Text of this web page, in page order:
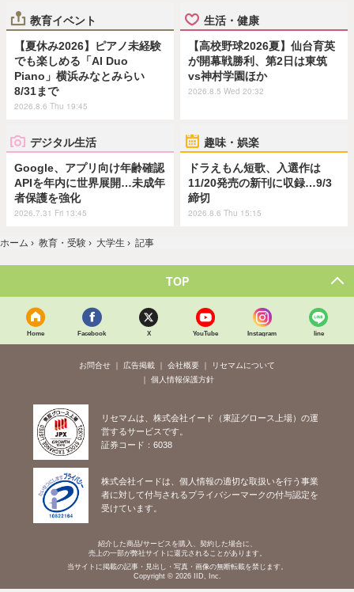
教育イベント
【夏休み2026】ピアノ未経験
でも楽しめる「AI Duo
Piano」横浜みなとみらい
8/31まで
2026.8.6 Thu 19:45
生活・健康
【高校野球2026夏】仙台育英
が開幕戦勝利、第2日は東筑
vs神村学園ほか
2026.8.5 Wed 20:32
デジタル生活
Google、アプリ向け年齢確認
APIを年内に世界展開…未成年
者保護を強化
2026.7.31 Fri 13:45
趣味・娯楽
ドラえもん短歌、入選作は
11/20発売の新刊に収録…9/3
締切
2026.8.6 Thu 15:15
ホーム › 教育・受験 › 大学生 › 記事
TOP
Home Facebook X YouTube Instagram line
お問合せ 広告掲載 会社概要
リセマムについて
個人情報保護方針
リセマムは、株式会社イード（東証グロース上場）の運
営するサービスです。
証券コード：6038
株式会社イードは、個人情報の適切な取扱いを行う事業
者に対して付与されるプライバシーマークの付与認定を
受けています。
紹介した商品/サービスを購入、契約した場合に、
売上の一部が弊社サイトに還元されることがあります。
当サイトに掲載の記事・見出し・写真・画像の無断転載を禁じます。
Copyright © 2026 IID, Inc.